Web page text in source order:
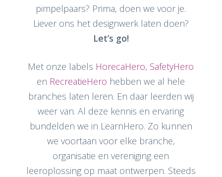
pimpelpaars? Prima, doen we voor je.
Liever ons het designwerk laten doen?
Let’s go!
Met onze labels HorecaHero, SafetyHero
en RecreatieHero hebben we al hele
branches laten leren. En daar leerden wij
weer van. Al deze kennis en ervaring
bundelden we in LearnHero. Zo kunnen
we voortaan voor elke branche,
organisatie en vereniging een
leeroplossing op maat ontwerpen. Steeds